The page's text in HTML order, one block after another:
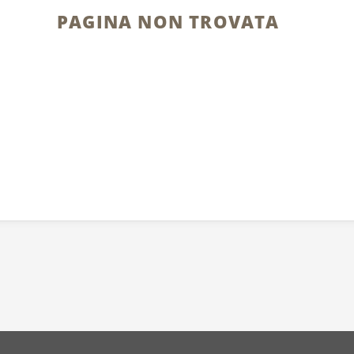
PAGINA NON TROVATA